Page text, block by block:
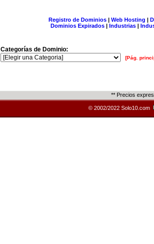
Registro de Dominios| Web Hosting |
Dominios Expirados | Industrias |
Categorías de Dominio:
[Pág.
** Precios
© 2002/2022 Solo10.com